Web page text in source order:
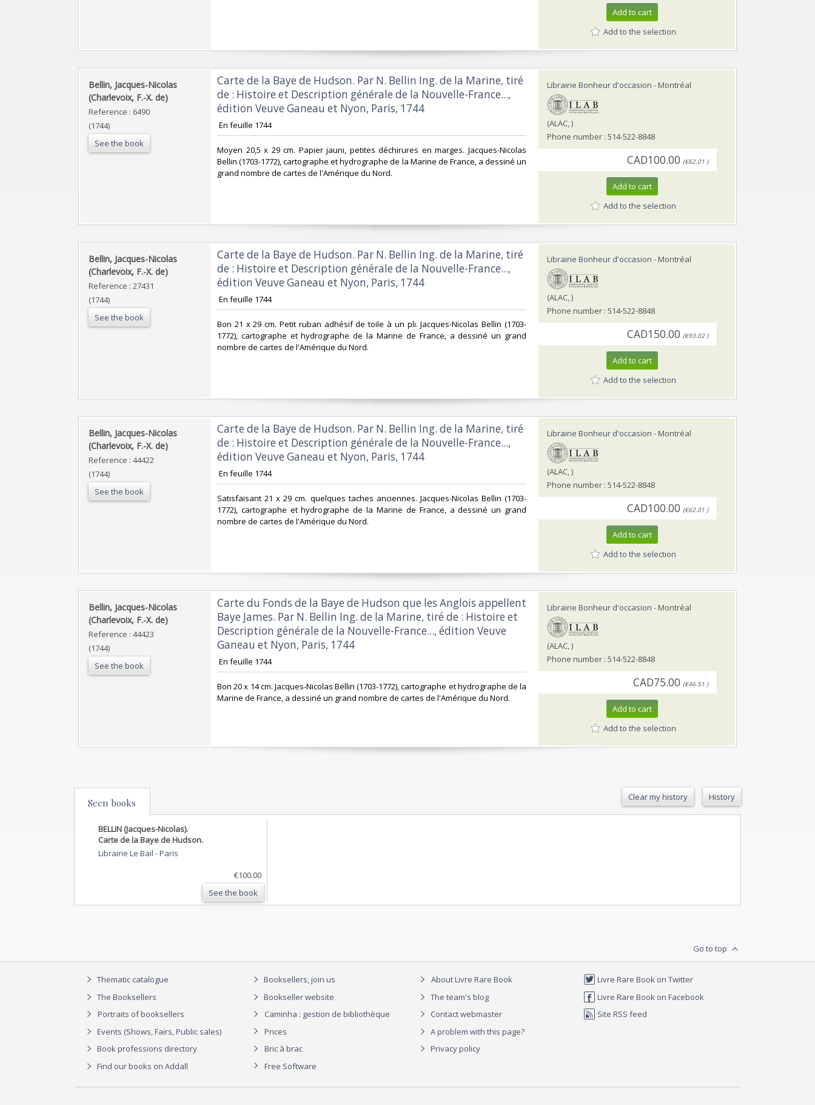
Add to cart
Add to the selection
‎Bellin, Jacques-Nicolas
(Charlevoix, F.-X. de)‎
Reference : 6490
(1744)
See the book
‎Carte de la Baye de Hudson. Par N. Bellin Ing. de la Marine, tiré
de : Histoire et Description générale de la Nouvelle-France...,
édition Veuve Ganeau et Nyon, Paris, 1744‎
‎ En feuille 1744 ‎
‎Moyen 20,5 x 29 cm. Papier jauni, petites déchirures en marges. Jacques-Nicolas
Bellin (1703-1772), cartographe et hydrographe de la Marine de France, a dessiné un
grand nombre de cartes de l'Amérique du Nord.‎
Librairie Bonheur d'occasion - Montréal
(ALAC, )
Phone number : 514-522-8848
CAD100.00 (€62.01 )
Add to cart
Add to the selection
‎Bellin, Jacques-Nicolas
(Charlevoix, F.-X. de)‎
Reference : 27431
(1744)
See the book
‎Carte de la Baye de Hudson. Par N. Bellin Ing. de la Marine, tiré
de : Histoire et Description générale de la Nouvelle-France...,
édition Veuve Ganeau et Nyon, Paris, 1744‎
‎ En feuille 1744 ‎
‎Bon 21 x 29 cm. Petit ruban adhésif de toile à un pli. Jacques-Nicolas Bellin (1703-
1772), cartographe et hydrographe de la Marine de France, a dessiné un grand
nombre de cartes de l'Amérique du Nord.‎
Librairie Bonheur d'occasion - Montréal
(ALAC, )
Phone number : 514-522-8848
CAD150.00 (€93.02 )
Add to cart
Add to the selection
‎Bellin, Jacques-Nicolas
(Charlevoix, F.-X. de)‎
Reference : 44422
(1744)
See the book
‎Carte de la Baye de Hudson. Par N. Bellin Ing. de la Marine, tiré
de : Histoire et Description générale de la Nouvelle-France...,
édition Veuve Ganeau et Nyon, Paris, 1744‎
‎ En feuille 1744 ‎
‎Satisfaisant 21 x 29 cm. quelques taches anciennes. Jacques-Nicolas Bellin (1703-
1772), cartographe et hydrographe de la Marine de France, a dessiné un grand
nombre de cartes de l'Amérique du Nord.‎
Librairie Bonheur d'occasion - Montréal
(ALAC, )
Phone number : 514-522-8848
CAD100.00 (€62.01 )
Add to cart
Add to the selection
‎Bellin, Jacques-Nicolas
(Charlevoix, F.-X. de)‎
Reference : 44423
(1744)
See the book
‎Carte du Fonds de la Baye de Hudson que les Anglois appellent
Baye James. Par N. Bellin Ing. de la Marine, tiré de : Histoire et
Description générale de la Nouvelle-France..., édition Veuve
Ganeau et Nyon, Paris, 1744‎
‎ En feuille 1744 ‎
‎Bon 20 x 14 cm. Jacques-Nicolas Bellin (1703-1772), cartographe et hydrographe de la
Marine de France, a dessiné un grand nombre de cartes de l'Amérique du Nord.‎
Librairie Bonheur d'occasion - Montréal
(ALAC, )
Phone number : 514-522-8848
CAD75.00 (€46.51 )
Add to cart
Add to the selection
Seen books Clear my history History
BELLIN (Jacques-Nicolas).
Carte de la Baye de Hudson.
Librairie Le Bail -Paris
€100.00
See the book
Go to top
Thematic catalogue
The Booksellers
Portraits of booksellers
Events (Shows, Fairs, Public sales)
Book professions directory
Find our books on Addall
Booksellers, join us
Bookseller website
Caminha : gestion de bibliothèque
Prices
Bric à brac
Free Software
About Livre Rare Book
The team's blog
Contact webmaster
A problem with this page?
Privacy policy
Livre Rare Book on Twitter
Livre Rare Book on Facebook
Site RSS feed